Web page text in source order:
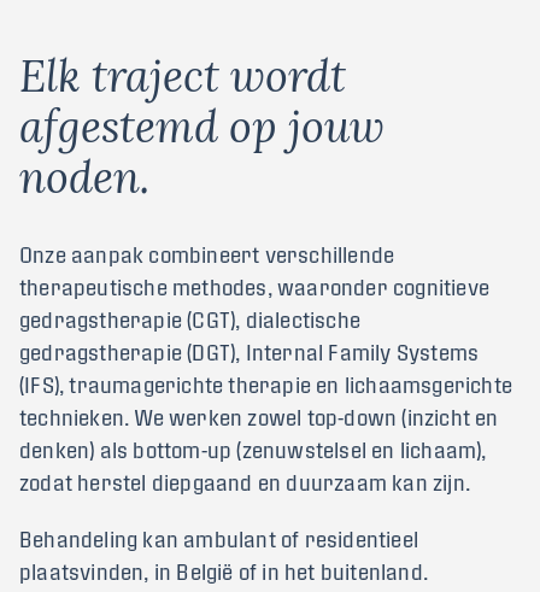
Elk traject wordt
afgestemd op jouw
noden.
Onze aanpak combineert verschillende
therapeutische methodes, waaronder cognitieve
gedragstherapie (CGT), dialectische
gedragstherapie (DGT), Internal Family Systems
(IFS), traumagerichte therapie en lichaamsgerichte
technieken. We werken zowel top-down (inzicht en
denken) als bottom-up (zenuwstelsel en lichaam),
zodat herstel diepgaand en duurzaam kan zijn.
Behandeling kan ambulant of residentieel
plaatsvinden, in België of in het buitenland.